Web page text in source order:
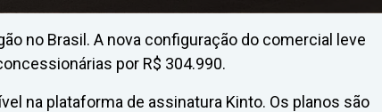
no Brasil. A nova configuração do comercial leve
por R$ 304.990.
na plataforma de assinatura Kinto. Os planos são